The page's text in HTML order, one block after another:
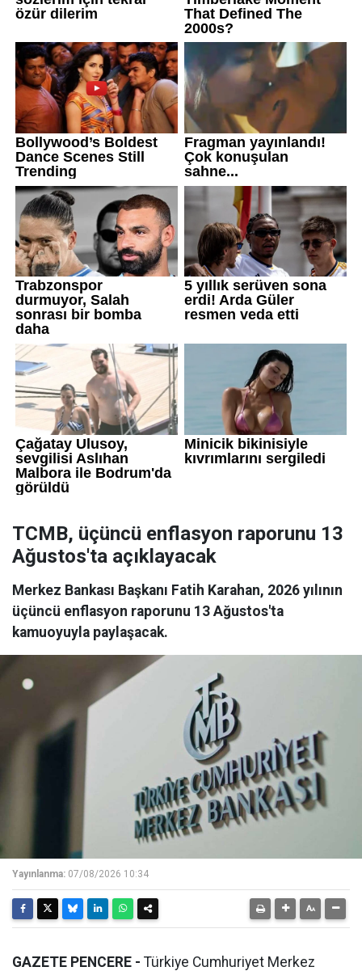
TCMB, üçüncü enflasyon raporunu 13
Ağustos'ta açıklayacak
Merkez Bankası Başkanı Fatih Karahan, 2026 yılının
üçüncü enflasyon raporunu 13 Ağustos'ta
kamuoyuyla paylaşacak.
Yayınlanma: 07/08/2026 10:34
GAZETE PENCERE - Türkiye Cumhuriyet Merkez